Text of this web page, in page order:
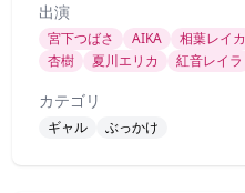
出演
宮下つばさ AIKA 相葉レイカ
杏樹
夏川エリカ 紅音レイラ
カテゴリ
ギャル ぶっかけ